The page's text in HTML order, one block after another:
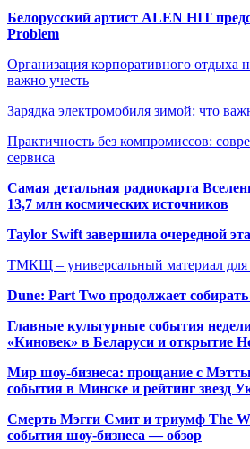
Белорусский артист ALEN HIT
Problem
Организация корпоративного отдыха
важно учесть
Зарядка электромобиля зимой: что
Практичность без компромиссов:
сервиса
Самая детальная радиокарта
13,7 млн космических источников
Taylor Swift завершила очередной
ТМКЩ – универсальный материал для
Dune: Part Two продолжает
Главные культурные события
«Киновек» в Беларуси и открытие
Мир шоу-бизнеса: прощание с
события в Минске и рейтинг звезд
Смерть Мэгги Смит и триумф The
события шоу-бизнеса — обзор